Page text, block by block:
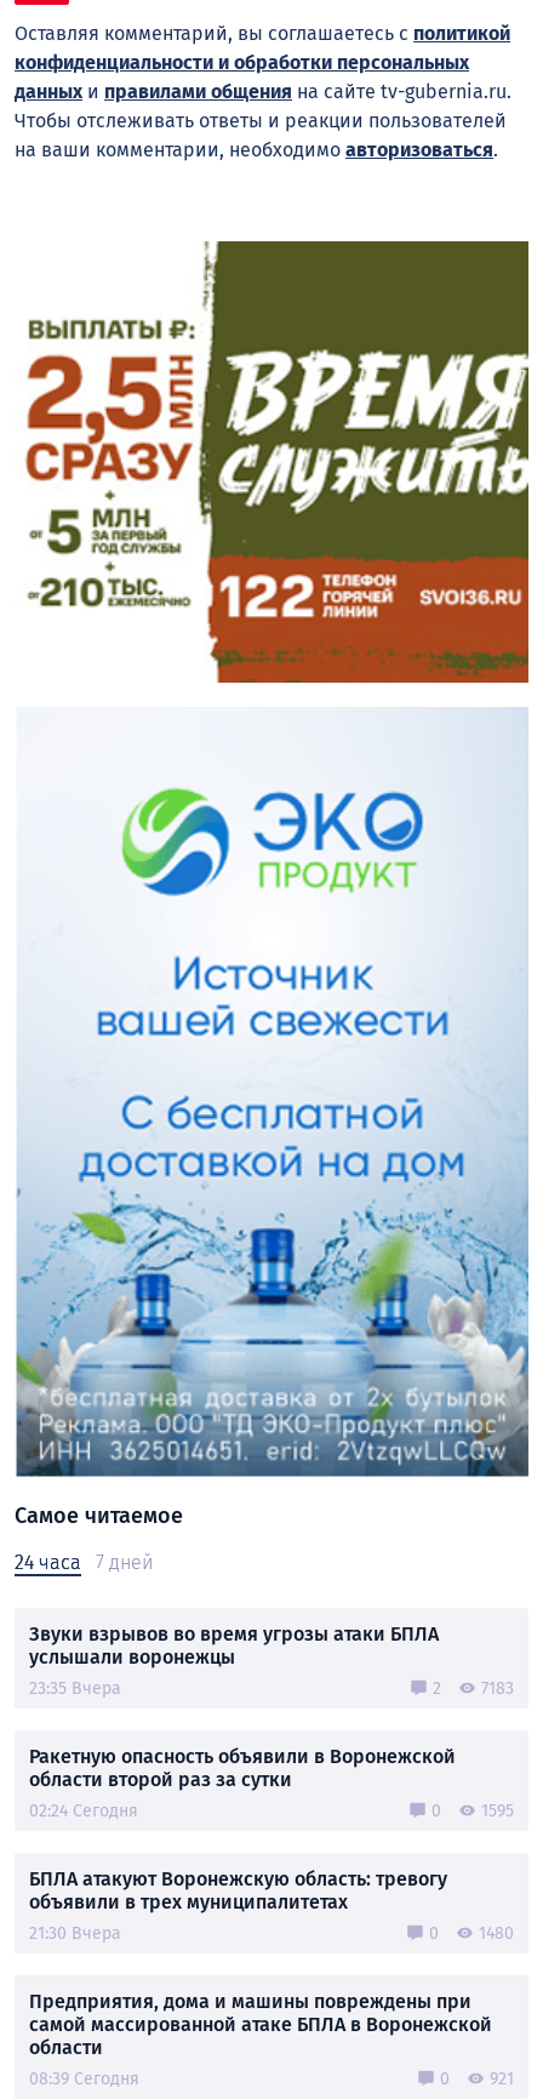
Оставляя комментарий, вы соглашаетесь с политикой
конфиденциальности и обработки персональных
данныхи правилами общения на сайте tv-gubernia.ru.
Чтобы отслеживать ответы и реакции пользователей
на ваши комментарии, необходимо авторизоваться.
Самое читаемое
24 часа 7 дней
Звуки взрывов во время угрозы атаки БПЛА
услышали воронежцы
23:35 Вчера 2 7183
Ракетную опасность объявили в Воронежской
области второй раз за сутки
02:24 Сегодня 0 1595
БПЛА атакуют Воронежскую область: тревогу
объявили в трех муниципалитетах
21:30 Вчера 0 1480
Предприятия, дома и машины повреждены при
самой массированной атаке БПЛА в Воронежской
области
08:39 Сегодня 0 921